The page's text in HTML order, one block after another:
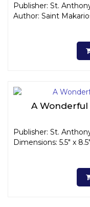
Publisher: St.
Author: Saint
A
Publisher: St.
Dimensions: 5.5" x